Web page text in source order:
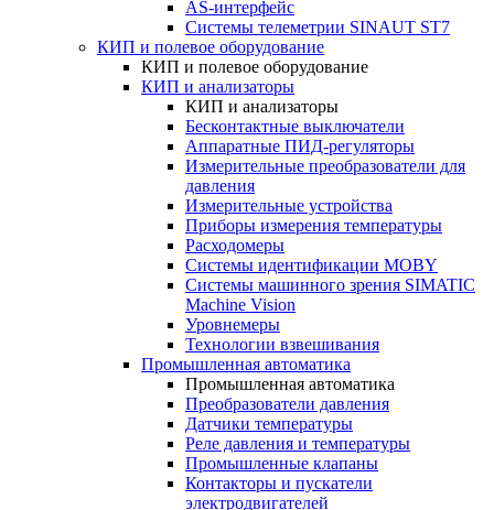
AS-интерфейс
Системы телеметрии SINAUT ST7
КИП и полевое оборудование
КИП и полевое оборудование
КИП и анализаторы
КИП и анализаторы
Бесконтактные выключатели
Аппаратные ПИД-регуляторы
Измерительные преобразователи для
давления
Измерительные устройства
Приборы измерения температуры
Расходомеры
Системы идентификации MOBY
Системы машинного зрения SIMATIC
Machine Vision
Уровнемеры
Технологии взвешивания
Промышленная автоматика
Промышленная автоматика
Преобразователи давления
Датчики температуры
Реле давления и температуры
Промышленные клапаны
Контакторы и пускатели
электродвигателей